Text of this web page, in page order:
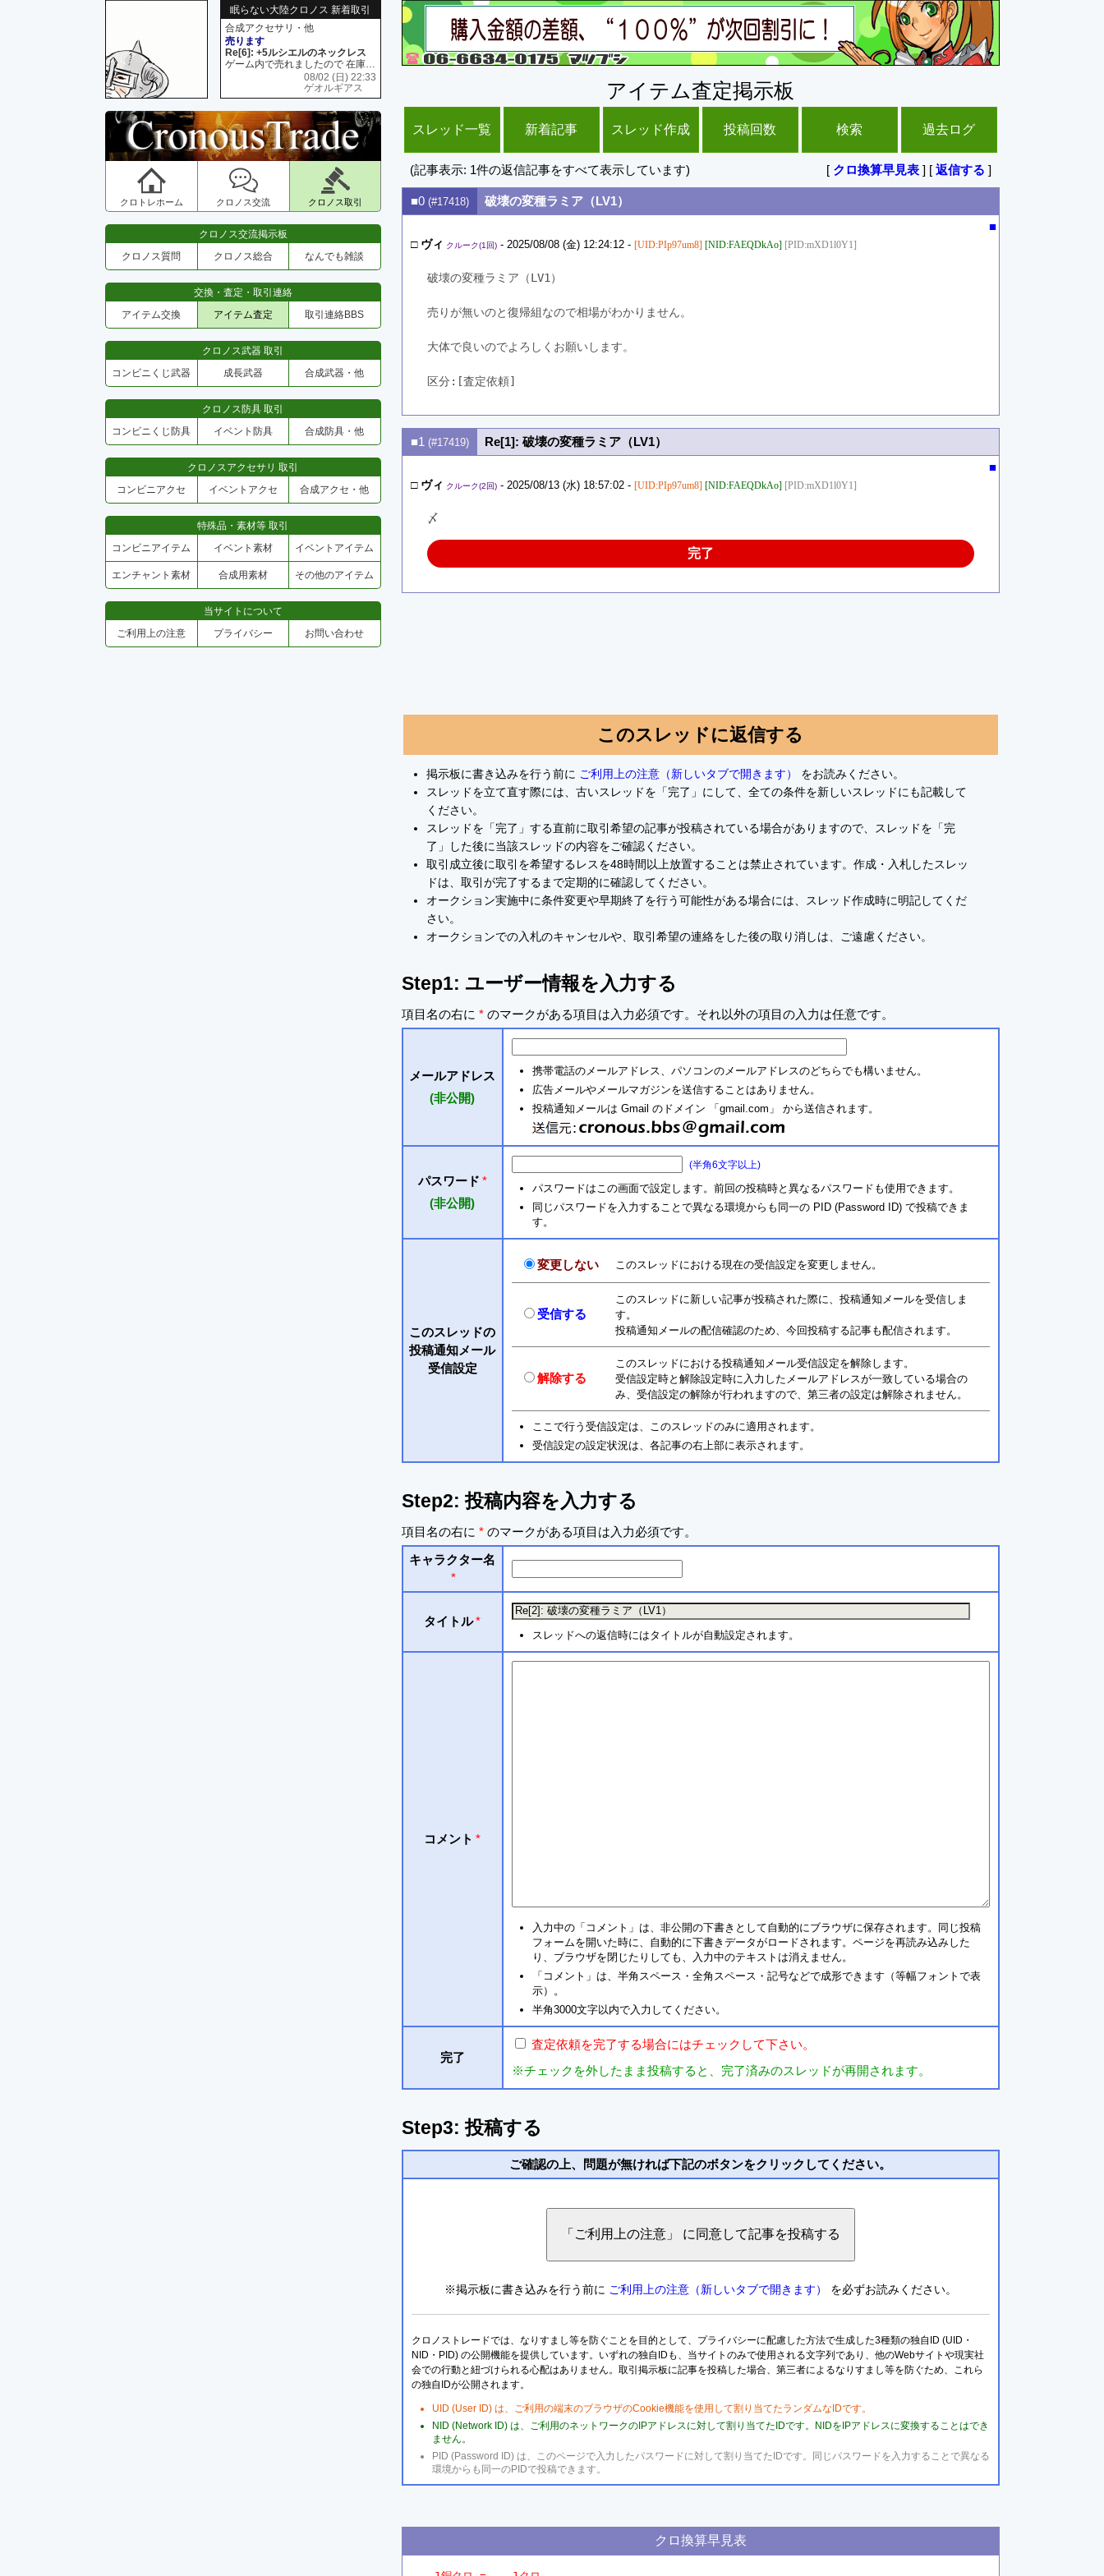
眠らない大陸クロノス 新着取引
合成アクセサリ・他
売ります
Re[6]: +5ルシエルのネックレス
ゲーム内で売れましたので 在庫がネク1 リング4 となります リングのお値段は80G といたします
08/02 (日) 22:33
ゲオルギアス
クロトレホーム クロノス交流 クロノス取引
クロノス交流掲示板
クロノス質問
クロノス総合 なんでも雑談
交換・査定・取引連絡
アイテム交換
アイテム査定 取引連絡BBS
クロノス武器 取引
コンビニくじ武器
成長武器 合成武器・他
クロノス防具 取引
コンビニくじ防具
イベント防具 合成防具・他
クロノスアクセサリ 取引
コンビニアクセ
イベントアクセ 合成アクセ・他
特殊品・素材等 取引
コンビニアイテム
イベント素材 イベントアイテム
エンチャント素材 合成用素材 その他のアイテム
当サイトについて
ご利用上の注意
プライバシー お問い合わせ
アイテム査定掲示板
スレッド一覧 新着記事 スレッド作成 投稿回数 検索 過去ログ
(記事表示: 1件の返信記事をすべて表示しています) [ クロ換算早見表] [ 返信する ]
■0 (#17418)
破壊の変種ラミア（LV1）
■
□ ヴィ クルーク(1回)- 2025/08/08 (金) 12:24:12 - [UID:PIp97um8] [NID:FAEQDkAo] [PID:mXD1l0Y1]
破壊の変種ラミア（LV1）
売りが無いのと復帰組なので相場がわかりません。
大体で良いのでよろしくお願いします。
区分:[査定依頼]
■1 (#17419)
Re[1]: 破壊の変種ラミア（LV1）
■
□ ヴィ クルーク(2回)- 2025/08/13 (水) 18:57:02 - [UID:PIp97um8] [NID:FAEQDkAo] [PID:mXD1l0Y1]
〆
完了
このスレッドに返信する
掲示板に書き込みを行う前に ご利用上の注意（新しいタブで開きます）
をお読みください。
スレッドを立て直す際には、古いスレッドを「完了」にして、全ての条件を新しいスレッドにも記載して
ください。
スレッドを「完了」する直前に取引希望の記事が投稿されている場合がありますので、スレッドを「完
了」した後に当該スレッドの内容をご確認ください。
取引成立後に取引を希望するレスを48時間以上放置することは禁止されています。作成・入札したスレッ
ドは、取引が完了するまで定期的に確認してください。
オークション実施中に条件変更や早期終了を行う可能性がある場合には、スレッド作成時に明記してくだ
さい。
オークションでの入札のキャンセルや、取引希望の連絡をした後の取り消しは、ご遠慮ください。
Step1: ユーザー情報を入力する
項目名の右に *のマークがある項目は入力必須です。それ以外の項目の入力は任意です。
メールアドレス
(非公開)
携帯電話のメールアドレス、パソコンのメールアドレスのどちらでも構いません。
広告メールやメールマガジンを送信することはありません。
投稿通知メールは Gmail のドメイン 「gmail.com」 から送信されます。
パスワード *
(非公開)
(半角6文字以上)
パスワードはこの画面で設定します。前回の投稿時と異なるパスワードも使用できます。
同じパスワードを入力することで異なる環境からも同一の PID (Password ID) で投稿できま
す。
このスレッドの
投稿通知メール
受信設定
変更しない このスレッドにおける現在の受信設定を変更しません。
受信する
このスレッドに新しい記事が投稿された際に、投稿通知メールを受信しま
す。
投稿通知メールの配信確認のため、今回投稿する記事も配信されます。
解除する
このスレッドにおける投稿通知メール受信設定を解除します。
受信設定時と解除設定時に入力したメールアドレスが一致している場合の
み、受信設定の解除が行われますので、第三者の設定は解除されません。
ここで行う受信設定は、このスレッドのみに適用されます。
受信設定の設定状況は、各記事の右上部に表示されます。
Step2: 投稿内容を入力する
項目名の右に *のマークがある項目は入力必須です。
キャラクター名
*
タイトル*
スレッドへの返信時にはタイトルが自動設定されます。
コメント *
入力中の「コメント」は、非公開の下書きとして自動的にブラウザに保存されます。同じ投稿
フォームを開いた時に、自動的に下書きデータがロードされます。ページを再読み込みした
り、ブラウザを閉じたりしても、入力中のテキストは消えません。
「コメント」は、半角スペース・全角スペース・記号などで成形できます（等幅フォントで表
示）。
半角3000文字以内で入力してください。
完了
査定依頼を完了する場合にはチェックして下さい。
※チェックを外したまま投稿すると、完了済みのスレッドが再開されます。
Step3: 投稿する
ご確認の上、問題が無ければ下記のボタンをクリックしてください。
※掲示板に書き込みを行う前に ご利用上の注意（新しいタブで開きます） を必ずお読みください。
クロノストレードでは、なりすまし等を防ぐことを目的として、プライバシーに配慮した方法で生成した3種類の独自ID (UID・
NID・PID) の公開機能を提供しています。いずれの独自IDも、当サイトのみで使用される文字列であり、他のWebサイトや現実社
会での行動と紐づけられる心配はありません。取引掲示板に記事を投稿した場合、第三者によるなりすまし等を防ぐため、これら
の独自IDが公開されます。
UID (User ID) は、ご利用の端末のブラウザのCookie機能を使用して割り当てたランダムなIDです。
NID (Network ID) は、ご利用のネットワークのIPアドレスに対して割り当てたIDです。NIDをIPアドレスに変換することはでき
ません。
PID (Password ID) は、このページで入力したパスワードに対して割り当てたIDです。同じパスワードを入力することで異なる
環境からも同一のPIDで投稿できます。
クロ換算早見表